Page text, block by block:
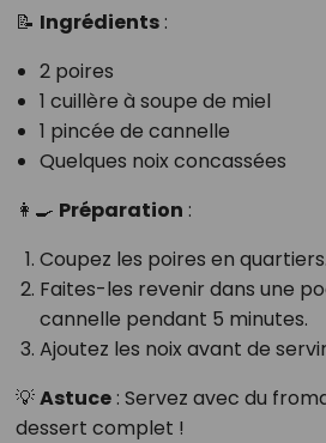
📝 Ingrédients:
2 poires
1 cuillère à soupe de miel
1 pincée de cannelle
Quelques noix concassées
👩‍🍳 Préparation :
Coupez les poires en quartiers.
Faites-les revenir dans une
cannelle pendant 5 minutes.
Ajoutez les noix avant de
💡Astuce: Servez avec du
dessert complet !